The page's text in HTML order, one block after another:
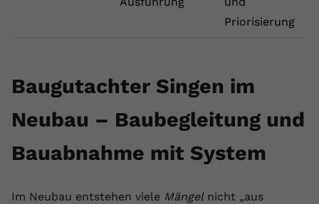
Priorisierung
Baugutachter Singen im
Neubau – Baubegleitung und
Bauabnahme mit System
Im Neubau entstehen viele Mängelnicht „aus